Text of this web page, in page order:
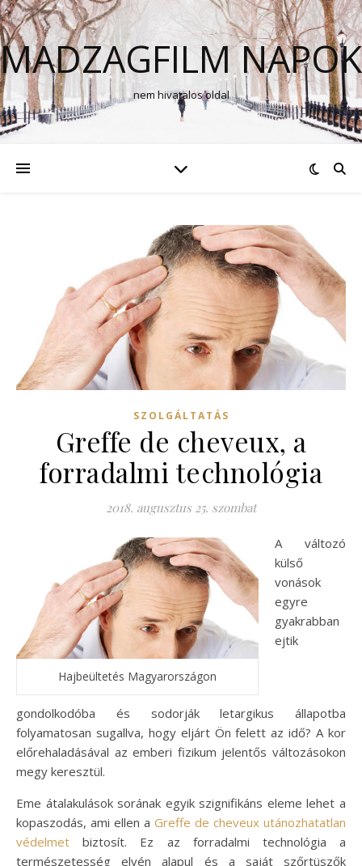
MADZAGFILM NAPOK
nem hivatalos oldal
SZOLGÁLTATÁS
Greffe de cheveux, a
forradalmi technológia
2018. augusztus 25. szombat
Hajbeültetés Magyarországon
A változó
külső
vonások
egyre
gyakrabban
ejtik
gondolkodóba és sodorják letargikus állapotba
folyamatosan sugallva, hogy eljárt Ön felett az idő? A kor
előrehaladásával az emberi fizikum jelentős változásokon
megy keresztül.
Eme átalakulások sorának egyik szignifikáns eleme lehet a
kopaszodás, ami ellen a Greffe de cheveux utánozhatatlan
védelmet biztosít. Ez az forradalmi technológia a
természetesség elvén alapul és a saját szőrtüszők